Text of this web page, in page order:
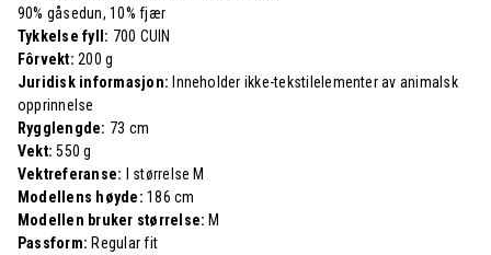
90% gåsedun, 10% fjær
Tykkelse fyll: 700 CUIN
Fôrvekt:200 g
Juridisk informasjon: Inneholder ikke-tekstilelementer av animalsk
opprinnelse
Rygglengde: 73 cm
Vekt:550 g
Vektreferanse:
I størrelse M
Modellens høyde:186 cm
Modellen bruker størrelse: M
Passform: Regular fit